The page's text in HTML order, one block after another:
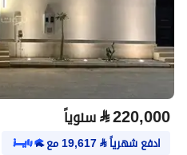
⃁220,000 سنوياً
ادفع شهرياً⃁
19,617مع